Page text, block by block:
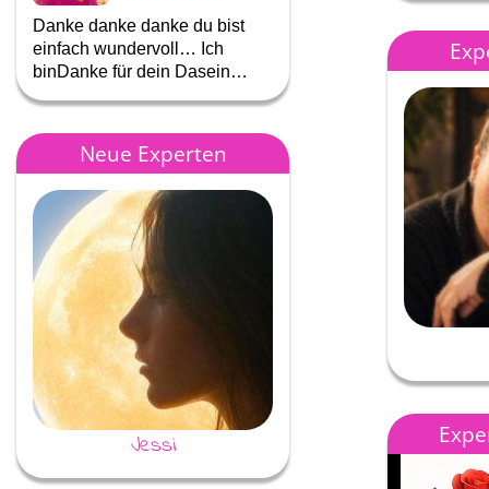
Danke danke danke du bist
einfach wundervoll… Ich
binDanke für dein Dasein…
noch länger mit dir
aber irgendwer …
Neue Experten
Jessi Evita